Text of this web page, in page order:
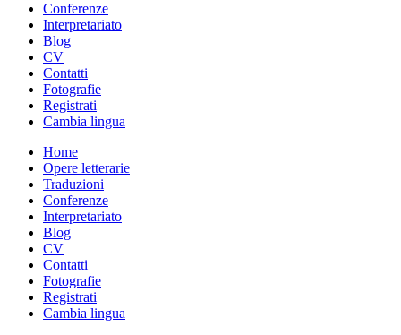
Conferenze
Interpretariato
Blog
CV
Contatti
Fotografie
Registrati
Cambia lingua
Home
Opere letterarie
Traduzioni
Conferenze
Interpretariato
Blog
CV
Contatti
Fotografie
Registrati
Cambia lingua